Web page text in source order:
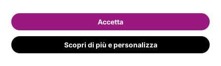
Scopri di più e personalizza
Accetta